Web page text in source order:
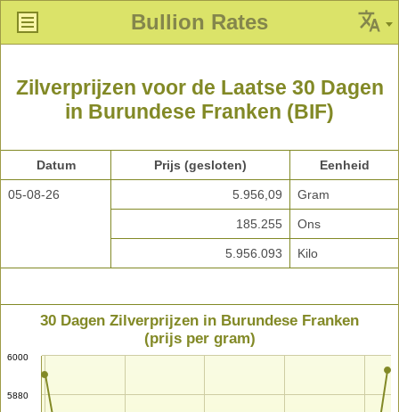
Bullion Rates
Zilverprijzen voor de Laatse 30 Dagen
in Burundese Franken (BIF)
Datum Prijs (gesloten) Eenheid
05-08-26 5.956,09 Gram
185.255 Ons
5.956.093 Kilo
30 Dagen Zilverprijzen in Burundese Franken
(prijs per gram)
5880
6000